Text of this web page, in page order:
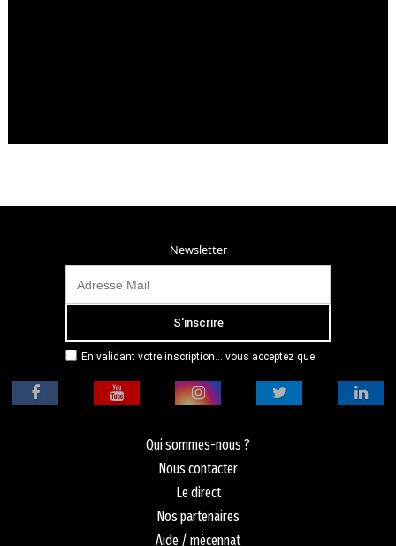
Newsletter
En validant votre inscription... vous acceptez que
adresse email dans le but de vous envoyer
mensuellement sa lettre d’informations. Pour plus
politique de confidentialité.
Qui sommes-nous ?
Nous contacter
Le direct
Nos partenaires
Aide / mécennat